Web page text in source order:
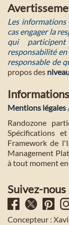
Les
cas engager la
qui
responsabilité
responsable de
propos des
Informations
Mentions légales
Randozone
Spécifications
Framework de
Management
à tout moment en
Suivez-nous
Concepteur :